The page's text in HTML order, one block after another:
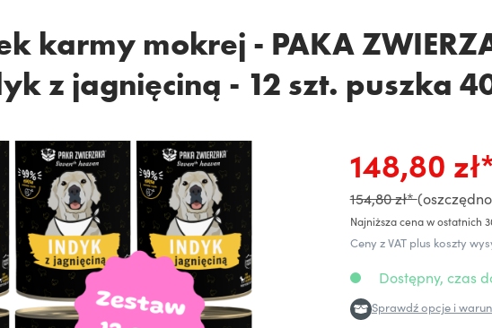
karmy mokrej - PAKA
z jagnięciną - 12 szt. puszka
148,80
154,80 zł*
Najniższa cena w ostatnich
Ceny z VAT plus koszty
Dostępny, czas
Sprawdź opcje i